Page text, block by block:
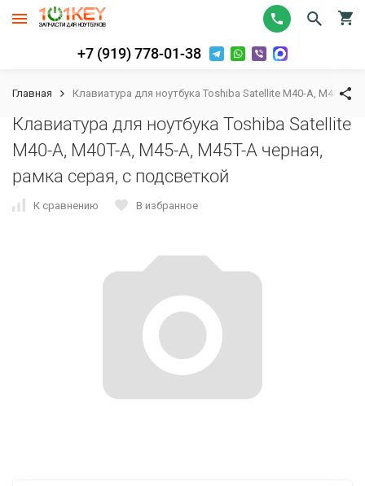
+7 (919) 778-01-38
Главная Клавиатура для ноутбука Toshiba Satellite M40-A, M40T-
Клавиатура для ноутбука Toshiba Satellite
M40-A, M40T-A, M45-A, M45T-A черная,
рамка серая, с подсветкой
К сравнению В избранное